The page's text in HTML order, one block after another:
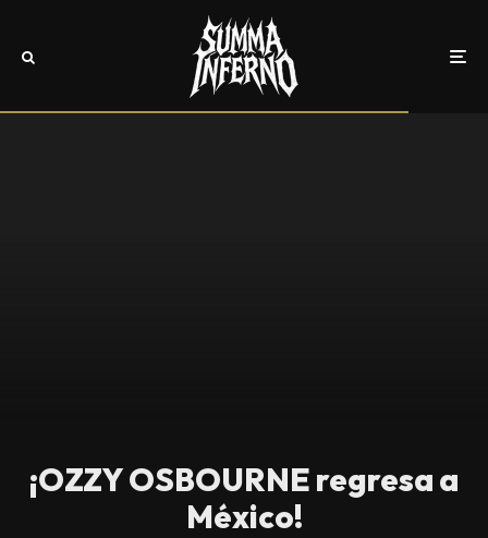
¡OZZY OSBOURNE regresa a
México!